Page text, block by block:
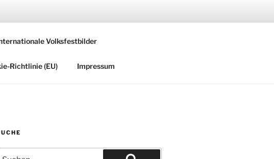
Volksfestbilder
Richtlinie (EU) Impressum